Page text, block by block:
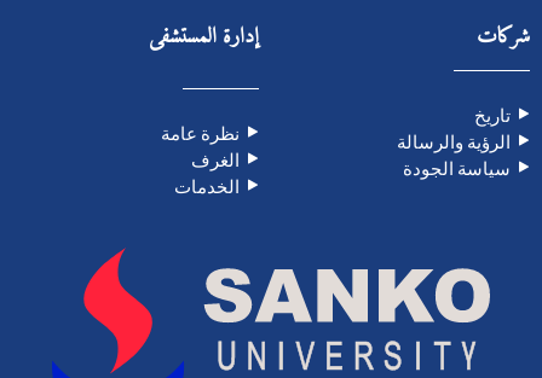
شركات
تاريخ
الرؤية والرسالة
سياسة الجودة
إدارة المستشفى
نظرة عامة
الغرف
الخدمات